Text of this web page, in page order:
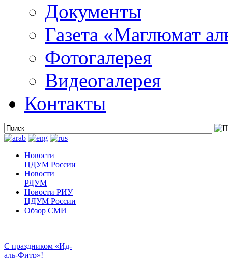
Документы
Газета «Маглюмат
Фотогалерея
Видеогалерея
Контакты
Новости
ЦДУМ России
Новости
РДУМ
Новости РИУ
ЦДУМ России
Обзор СМИ
С праздником «Ид-
аль-Фитр»!